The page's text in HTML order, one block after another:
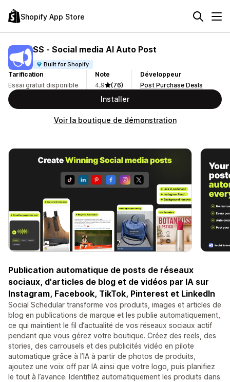
Shopify App Store
SS ‑ Social media AI Auto Post
Built for Shopify
Tarification
Essai gratuit disponible
Note
4,9
(76)
Développeur
Post Purchase Deals
Installer
Voir la boutique de démonstration
Publication automatique de posts de réseaux
sociaux, d'articles de blog et de vidéos par IA sur
Instagram, Facebook, TikTok, Pinterest et LinkedIn
Social Schedular transforme vos produits, images et articles de
blog en publications de marque et les publie automatiquement,
ce qui maintient le fil d’actualité de vos réseaux sociaux actif
pendant que vous gérez votre boutique. Créez des reels, des
stories, des carrousels et des publicités vidéo en pilote
automatique grâce à l’IA à partir de photos de produits,
ajoutez une voix off par IA ainsi que votre logo, puis planifiez
le tout à l’avance. Identifiez automatiquement les produits dans